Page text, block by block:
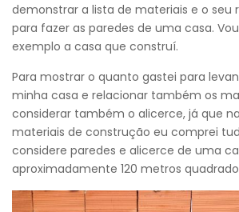
demonstrar a lista de materiais e o seu
para fazer as paredes de uma casa.
exemplo a casa que construí.
Para mostrar o quanto gastei para
minha casa e relacionar também os
considerar também o alicerce, já que
materiais de construção eu comprei
considere paredes e alicerce de uma
aproximadamente 120 metros